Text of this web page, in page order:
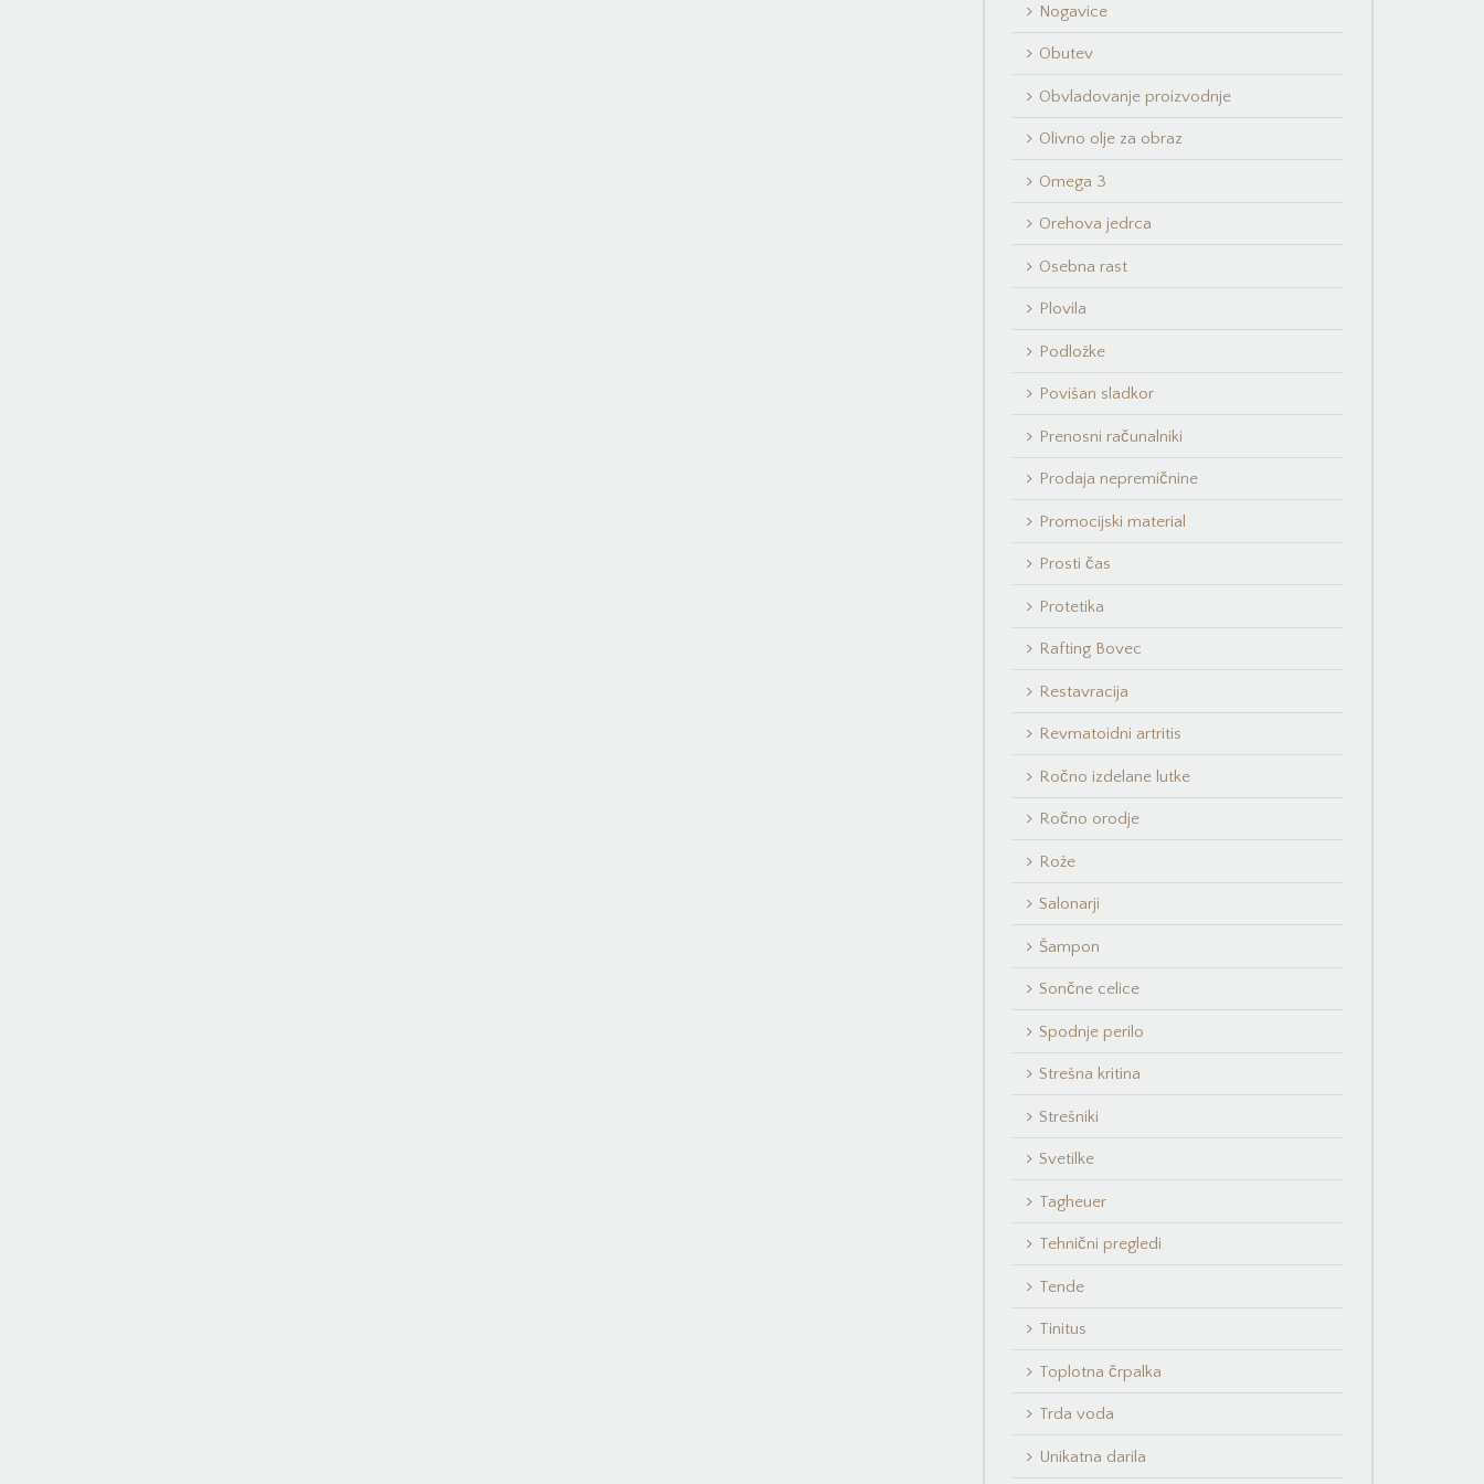
Nogavice
Obutev
Obvladovanje proizvodnje
Olivno olje za obraz
Omega 3
Orehova jedrca
Osebna rast
Plovila
Podložke
Povišan sladkor
Prenosni računalniki
Prodaja nepremičnine
Promocijski material
Prosti čas
Protetika
Rafting Bovec
Restavracija
Revmatoidni artritis
Ročno izdelane lutke
Ročno orodje
Rože
Salonarji
Šampon
Sončne celice
Spodnje perilo
Strešna kritina
Strešniki
Svetilke
Tagheuer
Tehnični pregledi
Tende
Tinitus
Toplotna črpalka
Trda voda
Unikatna darila